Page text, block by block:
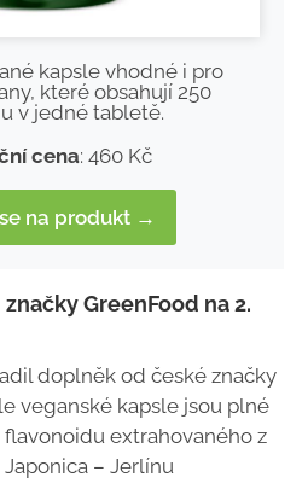
kapsle vhodné i pro
které obsahují 250
v jedné tabletě.
cena: 460 Kč
na produkt →
GreenFood na 2.
doplněk od české značky
veganské kapsle jsou plné
extrahovaného z
– Jerlínu